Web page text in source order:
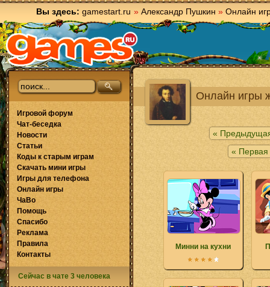
Вы здесь: gamestart.ru » Александр Пушкин » Онлайн
Онлайн игры
«
« Первая
Минни на кухни
Игровой форум
Чат-беседка
Новости
Статьи
Коды к старым играм
Скачать мини игры
Игры для телефона
Онлайн игры
ЧаВо
Помощь
Спасибо
Реклама
Правила
Контакты
Сейчас в чате 3 человека